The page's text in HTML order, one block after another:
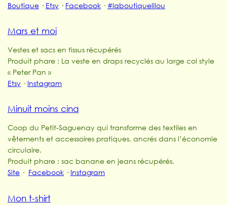
Boutique · Etsy · Facebook · #laboutiquelilou
Mars et moi
Vestes et sacs en tissus récupérés
Produit phare : La veste en draps recyclés au large col style
« Peter Pan »
Etsy · Instagram
Minuit moins cinq
Coop du Petit-Saguenay qui transforme des textiles en
vêtements et accessoires pratiques, ancrés dans l’économie
circulaire.
Produit phare : sac banane en jeans récupérés.
Site · Facebook · Instagram
Mon t-shirt